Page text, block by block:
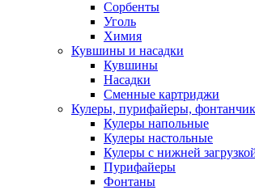
Сорбенты
Уголь
Химия
Кувшины и насадки
Кувшины
Насадки
Сменные картриджи
Кулеры, пурифайеры,
Кулеры напольные
Кулеры настольные
Кулеры с нижней
Пурифайеры
Фонтаны